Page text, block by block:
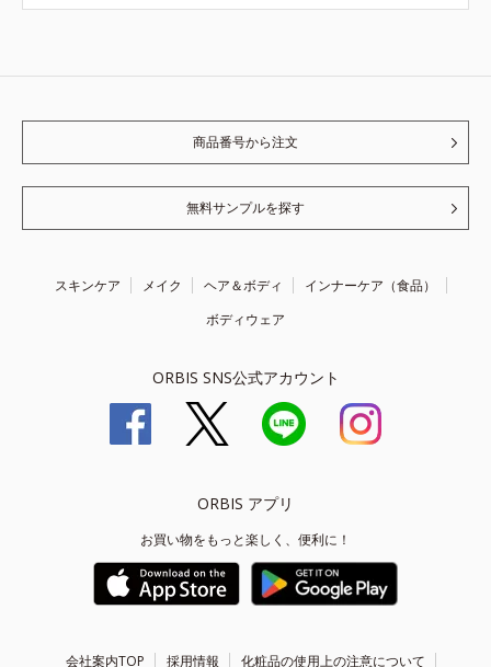
商品番号から注文
無料サンプルを探す
スキンケア メイク ヘア＆ボディ
インナーケア（食品）
ボディウェア
ORBIS SNS公式アカウント
ORBIS アプリ
お買い物をもっと楽しく、便利に！
会社案内TOP 採用情報 化粧品の使用上の注意について